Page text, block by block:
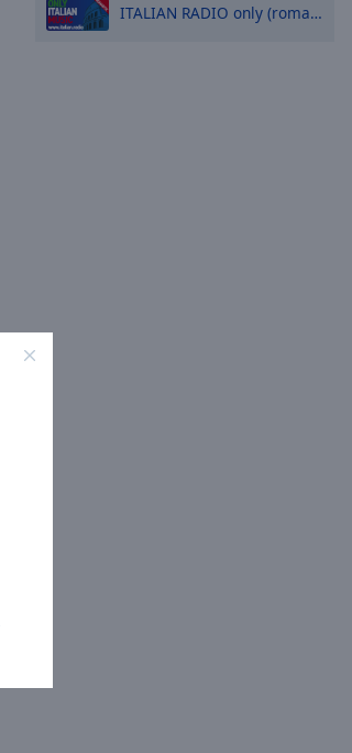
ITALIAN RADIO only (romantic) Italian Music